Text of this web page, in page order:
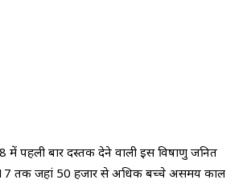
में पहली बार दस्तक देने वाली इस विषाणु जनित
तक जहां 50 हजार से अधिक बच्चे असमय काल